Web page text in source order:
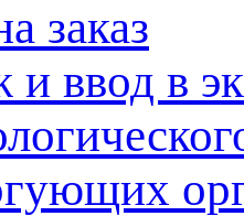
заказ
ввод в